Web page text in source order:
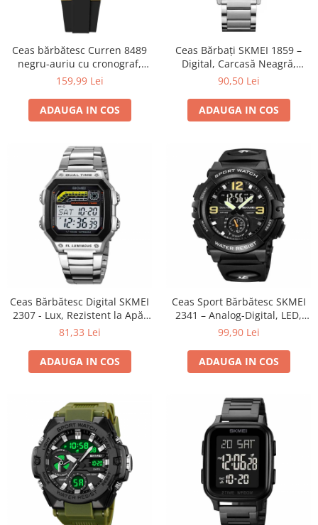
Ceas bărbătesc Curren 8489
negru-auriu cu cronograf,
curea din silicon și afișare
159,99 Lei
ADAUGA IN COS
Ceas Bărbați SKMEI 1859 –
Digital, Carcasă Neagră,
Brățară Inox Argintie, LED,
90,50 Lei
ADAUGA IN COS
Ceas Bărbătesc Digital SKMEI
2307 - Lux, Rezistent la Apă,
LED, Cronometru, Inoxidabil
81,33 Lei
ADAUGA IN COS
Ceas Sport Bărbătesc SKMEI
2341 – Analog-Digital, LED,
Rezistent la Apă 5ATM,
Mare
99,90 Lei
ADAUGA IN COS